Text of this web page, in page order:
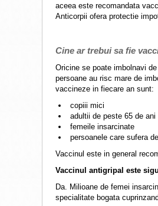
aceea este recomandata
Anticorpii ofera protectie
Cine ar trebui sa fie
Oricine se poate imbolnavi
persoane au risc mare de
vaccineze in fiecare an sunt:
copiii mici
adultii de peste 65 de ani
femeile insarcinate
persoanele care sufera
Vaccinul este in general
Vaccinul antigripal este
Da. Milioane de femei
specialitate bogata